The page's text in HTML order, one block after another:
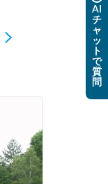
AI
チ
ャ
ッ
ト
で
質
問